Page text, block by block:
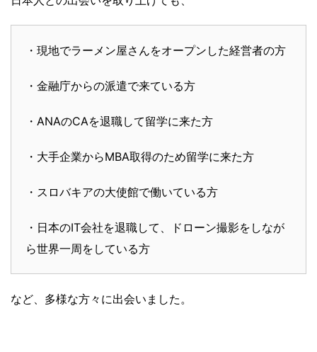
・現地でラーメン屋さんをオープンした経営者の方
・金融庁からの派遣で来ている方
・ANAのCAを退職して留学に来た方
・大手企業からMBA取得のため留学に来た方
・スロバキアの大使館で働いている方
・日本のIT会社を退職して、ドローン撮影をしなが
ら世界一周をしている方
など、多様な方々に出会いました。